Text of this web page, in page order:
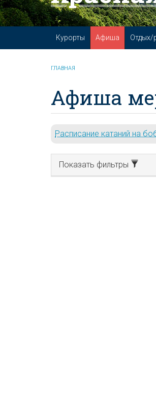
Курорты Афиша Отдых/
ГЛАВНАЯ
Афиша
Расписание катаний на
Показать фильтры